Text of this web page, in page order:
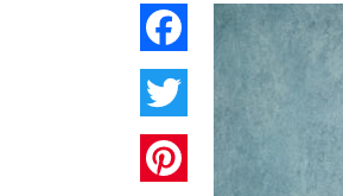
Facebook
Twitter
Pinterest